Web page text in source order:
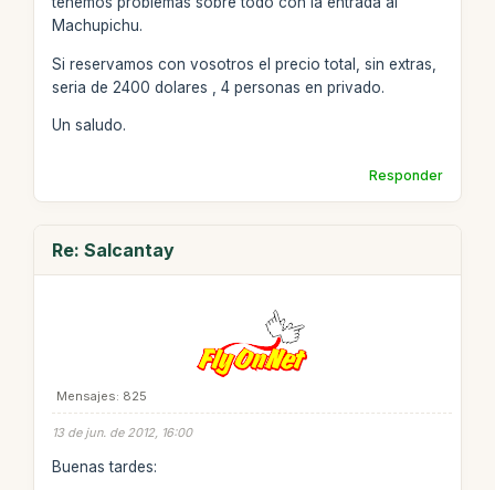
Machupichu.
Si reservamos con vosotros el precio total, sin extras,
seria de 2400 dolares , 4 personas en privado.
Un saludo.
Responder
Re: Salcantay
Mensajes: 825
13 de jun. de 2012, 16:00
Buenas tardes: